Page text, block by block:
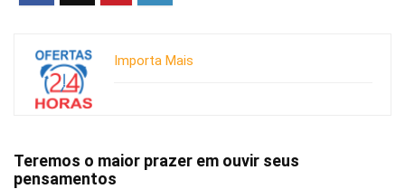
Importa Mais
Teremos o maior prazer em ouvir seus
pensamentos